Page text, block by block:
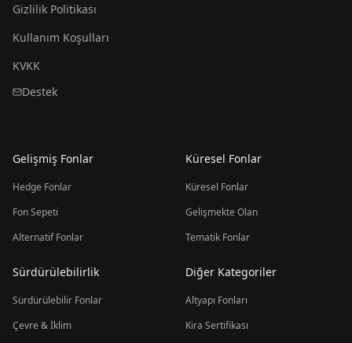
Gizlilik Politikası
Kullanım Koşulları
KVKK
Destek
Gelişmiş Fonlar
Hedge Fonlar
Fon Sepeti
Alternatif Fonlar
Küresel Fonlar
Küresel Fonlar
Gelişmekte Olan
Tematik Fonlar
Sürdürülebilirlik
Sürdürülebilir Fonlar
Çevre & İklim
Diğer Kategoriler
Altyapı Fonları
Kira Sertifikası